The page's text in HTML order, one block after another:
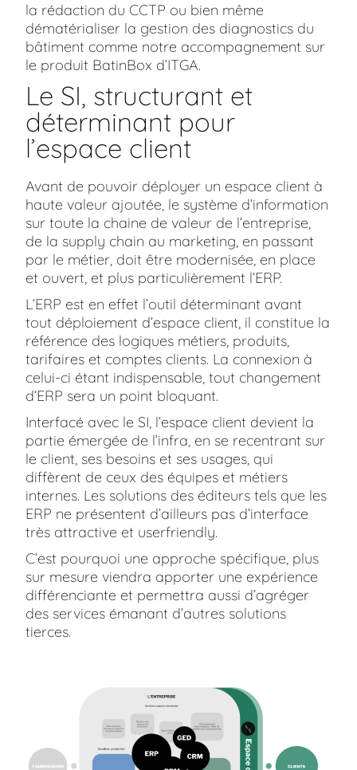
la rédaction du CCTP ou bien même
dématérialiser la gestion des diagnostics du
bâtiment comme notre accompagnement sur
le produit BatinBox d’ITGA.
Le SI, structurant et
déterminant pour
l’espace client
Avant de pouvoir déployer un espace client à
haute valeur ajoutée, le système d’information
sur toute la chaine de valeur de l’entreprise,
de la supply chain au marketing, en passant
par le métier, doit être modernisée, en place
et ouvert, et plus particulièrement l’ERP.
L’ERP est en effet l’outil déterminant avant
tout déploiement d’espace client, il constitue la
référence des logiques métiers, produits,
tarifaires et comptes clients. La connexion à
celui-ci étant indispensable, tout changement
d’ERP sera un point bloquant.
Interfacé avec le SI, l’espace client devient la
partie émergée de l’infra, en se recentrant sur
le client, ses besoins et ses usages, qui
diffèrent de ceux des équipes et métiers
internes. Les solutions des éditeurs tels que les
ERP ne présentent d’ailleurs pas d’interface
très attractive et userfriendly.
C’est pourquoi une approche spécifique, plus
sur mesure viendra apporter une expérience
différenciante et permettra aussi d’agréger
des services émanant d’autres solutions
tierces.